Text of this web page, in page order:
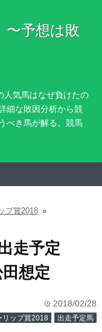
〜予想は敗
人気馬はなぜ負けたの
細な敗因分析から競
べき馬が解る。競馬
プ賞2018 »
走予定
想定
time 2018/02/28
リップ賞2018 出走予定馬